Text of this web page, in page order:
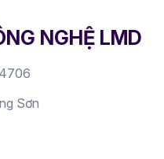
NGHỆ LMD
Sơn